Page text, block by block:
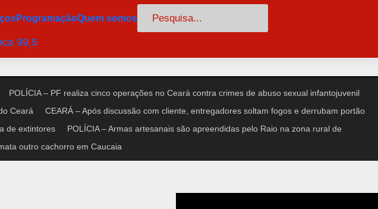
ProgramaçãoQuem somos Pesquisar
POLÍCIA – PF realiza cinco operações no Ceará contra crimes de abuso sexual infantojuvenil
Ceará
CEARÁ – Após discussão com cliente, entregadores soltam fogos e derrubam portão
de extintores
POLÍCIA – Armas artesanais são apreendidas pelo Raio na zona rural de
outro cachorro em Caucaia